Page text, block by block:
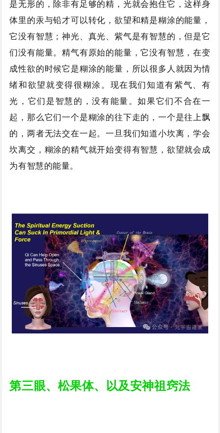
是无形的，除非有足够的精，光就会抱住它，这样身
体里的汞与铅才可以转化，欲望和精是糊涂的能量，
它没有智慧；神光、真光、紫气是有智慧的，但是它
们没有能量。精气有原始的能量，它没有智慧，在变
成性欲的时候它是糊涂的能量，所以很多人就因为情
绪和欲望就变得很糊涂。现在我们知道有紫气、有
光，它们是智慧的，没有能量。如果它们不合在一
起，那么它们一个是糊涂的往下走的，一个是往上飘
的，两者无法交在一起。一旦我们知道小坎离，学会
坎离交，糊涂的精气就开始变得有智慧，欲望就会成
为有智慧的能量。
第三眼、松果体、以及安神祖窍法